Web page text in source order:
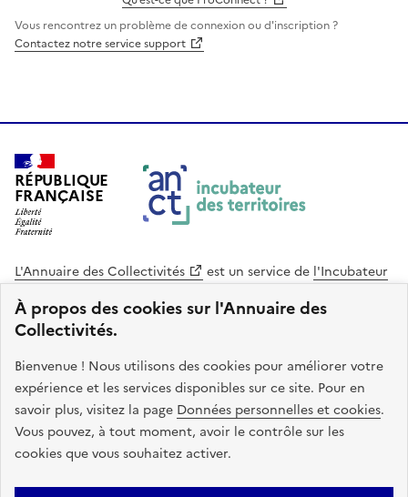
À propos des cookies sur l'Annuaire des
Collectivités.
Bienvenue ! Nous utilisons des cookies pour améliorer votre
expérience et les services disponibles sur ce site. Pour en
savoir plus, visitez la page Données personnelles et cookies.
Vous pouvez, à tout moment, avoir le contrôle sur les
cookies que vous souhaitez activer.
Vous rencontrez un problème de connexion ou d'inscription ?
Contactez notre service support
RÉPUBLIQUE
FRANÇAISE
L'Annuaire des Collectivités est un service de l'Incubateur
Cohésion des Territoires
. Le code source de ce site web
est disponible en licence libre. Le design de ce site est conçu
avec le système de design de l’État.
legifrance.gouv.fr
info.gouv.fr
service-public.gouv.fr
data.gouv.fr
Plan du site Accessibilite : non conforme Mentions légales